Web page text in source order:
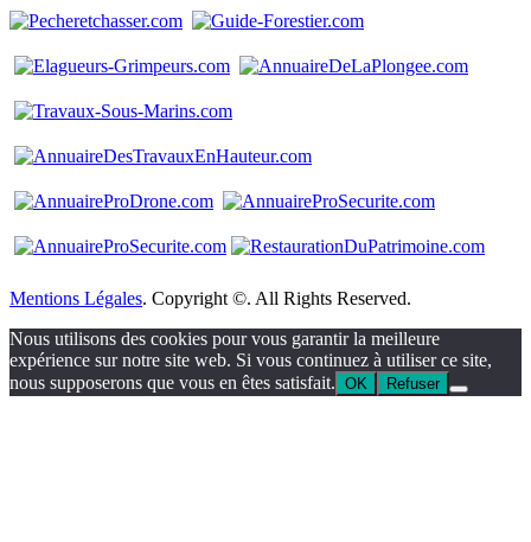
Mentions Légales. Copyright ©. All Rights Reserved.
Nous utilisons des cookies pour vous garantir la meilleure
expérience sur notre site web. Si vous continuez à utiliser ce site,
nous supposerons que vous en êtes satisfait. OK Refuser